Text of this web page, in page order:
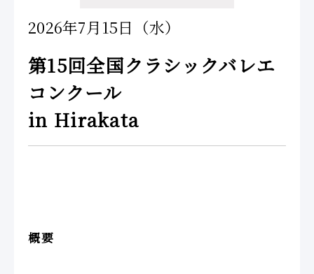
2026年7月15日（水）
第15回全国クラシックバレエ
コンクール
in Hirakata
概要